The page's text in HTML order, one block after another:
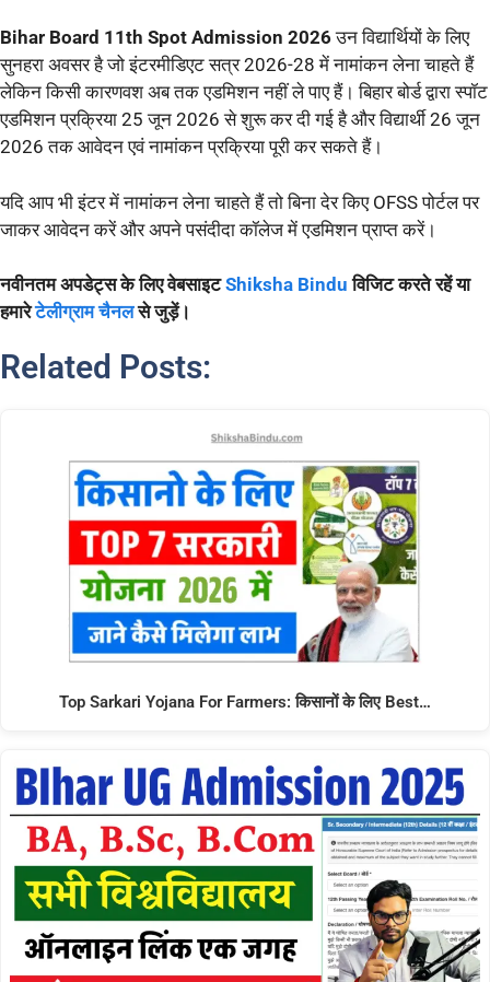
Bihar Board 11th Spot Admission 2026उन विद्यार्थियों के लिए
सुनहरा अवसर है जो इंटरमीडिएट सत्र 2026-28 में नामांकन लेना चाहते हैं
लेकिन किसी कारणवश अब तक एडमिशन नहीं ले पाए हैं। बिहार बोर्ड द्वारा स्पॉट
एडमिशन प्रक्रिया 25 जून 2026 से शुरू कर दी गई है और विद्यार्थी 26 जून
2026 तक आवेदन एवं नामांकन प्रक्रिया पूरी कर सकते हैं।
यदि आप भी इंटर में नामांकन लेना चाहते हैं तो बिना देर किए OFSS पोर्टल पर
जाकर आवेदन करें और अपने पसंदीदा कॉलेज में एडमिशन प्राप्त करें।
नवीनतम अपडेट्स के लिए वेबसाइटShiksha Bindu विजिट करते रहें या
हमारेटेलीग्राम चैनल से जुड़ें।
Related Posts:
Top Sarkari Yojana For Farmers: किसानों के लिए Best…